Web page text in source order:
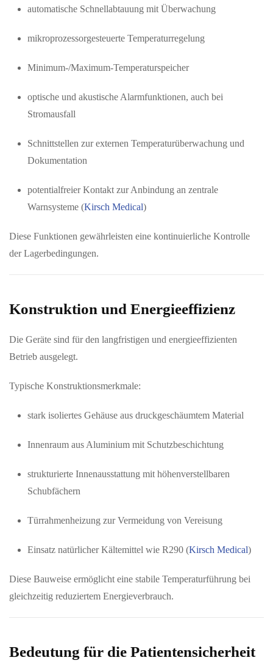
automatische Schnellabtauung mit Überwachung
mikroprozessorgesteuerte Temperaturregelung
Minimum-/Maximum-Temperaturspeicher
optische und akustische Alarmfunktionen, auch bei
Stromausfall
Schnittstellen zur externen Temperaturüberwachung und
Dokumentation
potentialfreier Kontakt zur Anbindung an zentrale
Warnsysteme (Kirsch Medical)
Diese Funktionen gewährleisten eine kontinuierliche Kontrolle
der Lagerbedingungen.
Konstruktion und Energieeffizienz
Die Geräte sind für den langfristigen und energieeffizienten
Betrieb ausgelegt.
Typische Konstruktionsmerkmale:
stark isoliertes Gehäuse aus druckgeschäumtem Material
Innenraum aus Aluminium mit Schutzbeschichtung
strukturierte Innenausstattung mit höhenverstellbaren
Schubfächern
Türrahmenheizung zur Vermeidung von Vereisung
Einsatz natürlicher Kältemittel wie R290 (Kirsch Medical)
Diese Bauweise ermöglicht eine stabile Temperaturführung bei
gleichzeitig reduziertem Energieverbrauch.
Bedeutung für die Patientensicherheit